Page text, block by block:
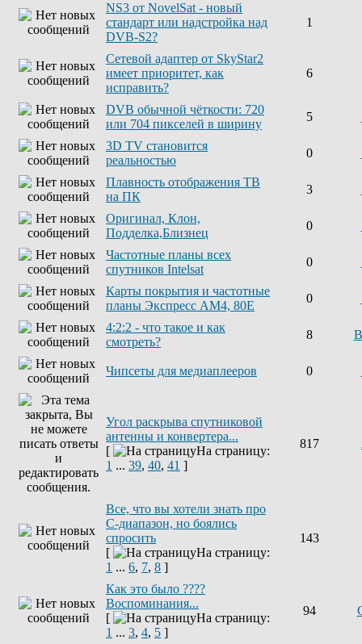
NS3 от NovelSat - новый
стандарт или надстройка над
DVB-S2?
1
Сетевой адаптер от SkyStar2
имеет приоритет, как
исправить?
6
DVB обычной чёткости: 720
или 704 пикселей в ширину
5
3D TV становится
реальностью
0
Плавность отображения ТВ
на ПК
3
Оригинал, Клон,
Подделка,Близнец
0
Частотные планы всех
спутников Intelsat
0
Карты покрытия и частотные
планы Экспресс AM4, 80E
0
4:2:2 - что такое и как
смотреть?
8
Чипсеты для медиаплееров 0
Угол раскрыва спутниковой
антенны и конвертера...
[
На страницу:
1 ... 39, 40, 41 ]
817
Все, что вы хотели знать про
С-диапазон, но боялись
спросить
[
На страницу:
1 ... 6, 7, 8 ]
143
Как это было ????
Воспоминания...
[
На страницу:
1 ... 3, 4, 5 ]
94